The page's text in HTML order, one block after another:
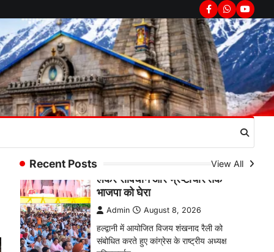
Facebook
Whatsapp
Recent Posts View All
2
नैनीताल
हल्द्वानी में खड़गे का हुंकार, नौकरियों से
लेकर संविधान और भ्रष्टाचार तक
भाजपा को घेरा
Admin August 8, 2026
हल्द्वानी में आयोजित विजय शंखनाद रैली को
संबोधित करते हुए कांग्रेस के राष्ट्रीय अध्यक्ष
मल्लिकार्जुन…
3
खड़गे की रैली से पहले हल्द्वानी में सियासी
घमासान, एसएसपी कार्यालय में धरने पर
बैठे कांग्रेस नेता
Admin August 8, 2026
कांग्रेस कार्यकर्ताओं की बसें रोकने का आरोप,
एसएसपी ऑफिस में धरने पर बैठे गोदियाल और…